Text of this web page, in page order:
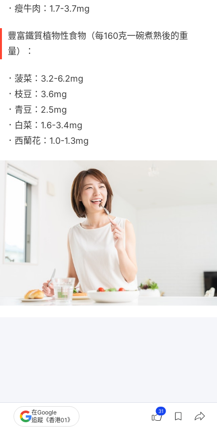
．瘦牛肉：1.7-3.7mg
豐富鐵質植物性食物（每160克一碗煮熟後的重
量）：
．菠菜：3.2-6.2mg
．枝豆：3.6mg
．青豆：2.5mg
．白菜：1.6-3.4mg
．西蘭花：1.0-1.3mg
在Google
追蹤《香港01》
31